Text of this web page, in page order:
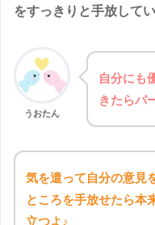
をすっきりと手放して
うおたん
自分にも
きたらパ
気を遣って自分の意見
ところを手放せたら本
立つよ♪